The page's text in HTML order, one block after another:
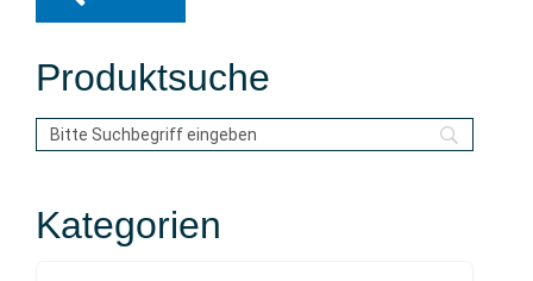
Produktsuche
Kategorien